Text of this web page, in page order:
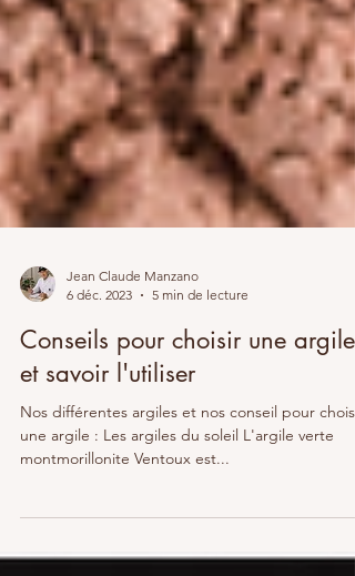
Jean Claude Manzano
6 déc. 2023
5 min de lecture
Conseils pour choisir une argile
Nos différentes argiles et nos conseil pour choisir
montmorillonite Ventoux est...